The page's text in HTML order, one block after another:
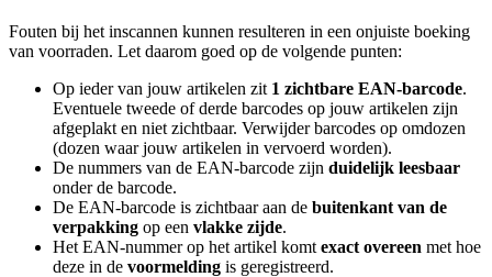
Fouten bij het inscannen kunnen resulteren in een onjuiste boeking
van voorraden. Let daarom goed op de volgende punten:
Op ieder van jouw artikelen zit 1 zichtbare EAN-barcode.
Eventuele tweede of derde barcodes op jouw artikelen zijn
afgeplakt en niet zichtbaar. Verwijder barcodes op omdozen
(dozen waar jouw artikelen in vervoerd worden).
De nummers van de EAN-barcode zijn duidelijk leesbaar
onder de barcode.
De EAN-barcode is zichtbaar aan de buitenkant van de
verpakking op een vlakke zijde.
Het EAN-nummer op het artikel komt exact overeen met hoe
deze in de voormelding is geregistreerd.